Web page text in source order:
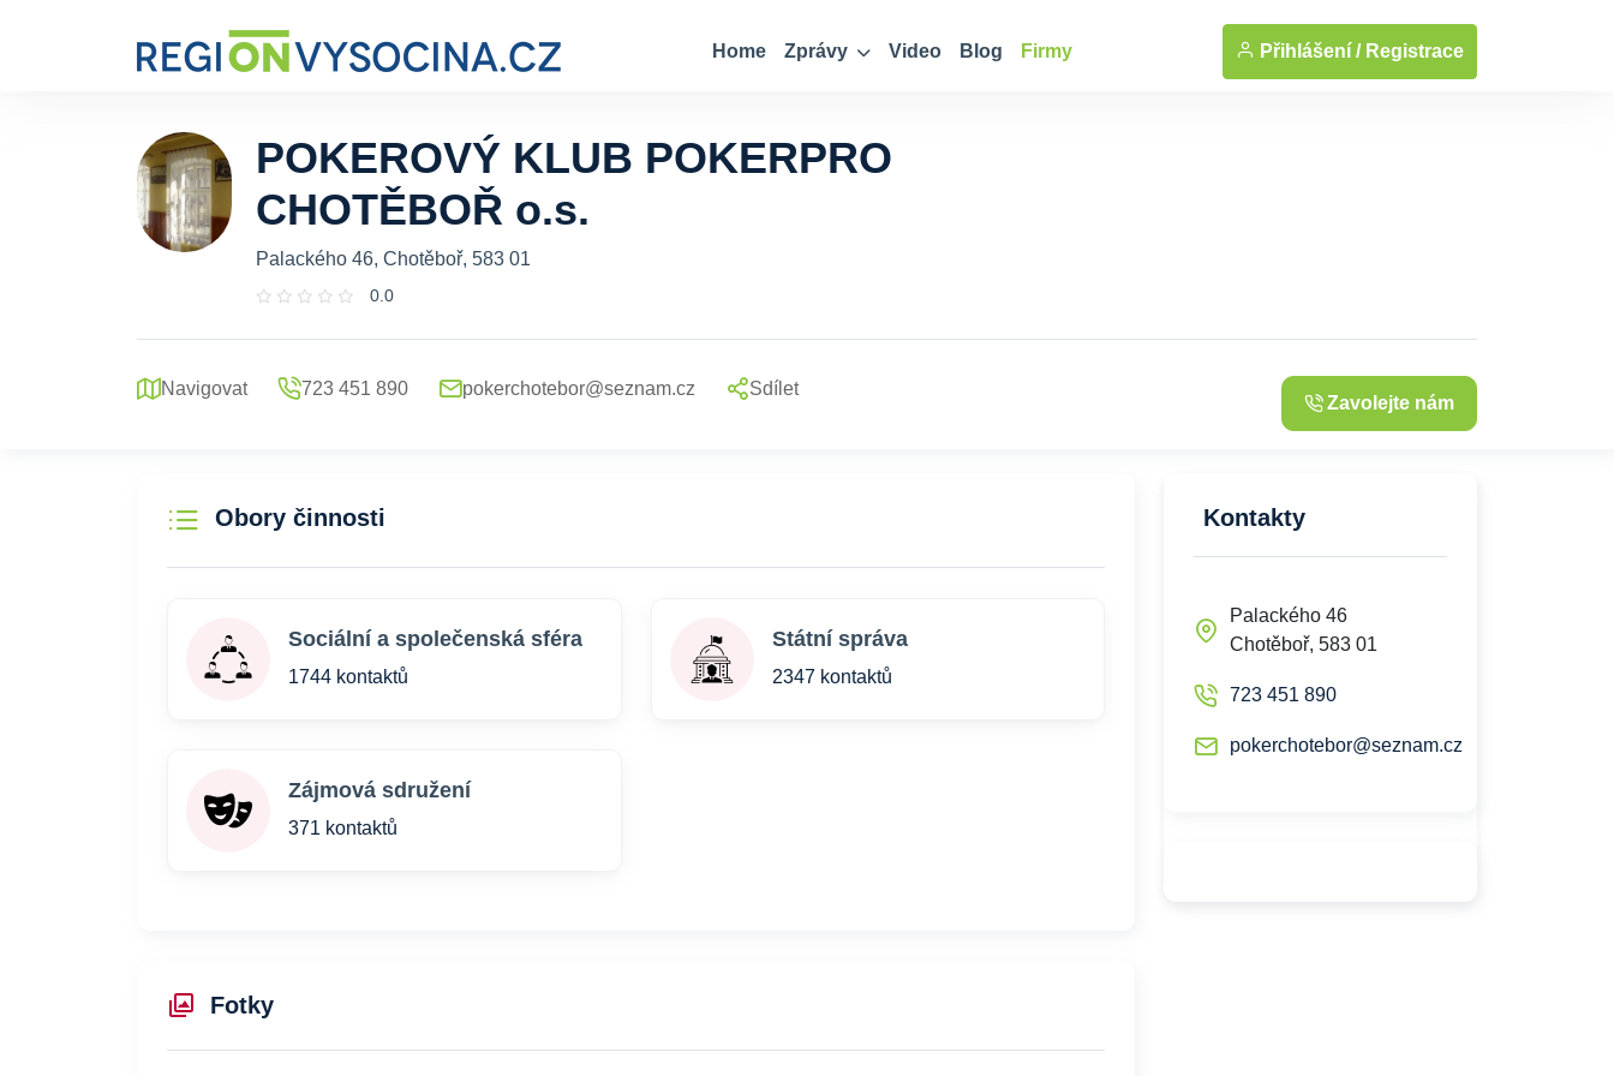
Home Zprávy Video Blog Firmy Přihlášení / Registrace
... Zobrazit fotografie
POKEROVÝ KLUB POKERPRO
CHOTĚBOŘ o.s.
Palackého 46, Chotěboř, 583 01
0.0
Navigovat 723 451 890 pokerchotebor@seznam.cz Sdílet
Zavolejte nám
Obory činnosti
Sociální a společenská sféra
1744 kontaktů
Státní správa
2347 kontaktů
Zájmová sdružení
371 kontaktů
Fotky
Kontakty
Palackého 46
Chotěboř, 583 01
723 451 890
pokerchotebor@seznam.cz